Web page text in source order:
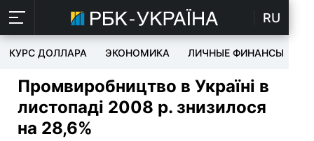
RU
КУРС ДОЛЛАРА ЭКОНОМИКА ЛИЧНЫЕ ФИНАНСЫ
Промвиробництво в Україні в
листопаді 2008 р. знизилося
на 28,6%